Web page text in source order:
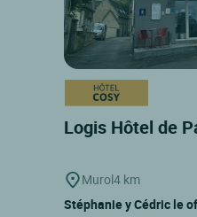
Logis Hôtel de
Murol4 km
Stéphanie y Cédric le